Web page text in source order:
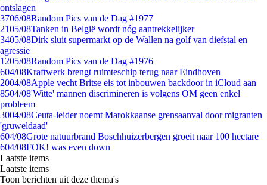
ontslagen
3706/08Random Pics van de Dag #1977
2105/08Tanken in België wordt nóg aantrekkelijker
3405/08Dirk sluit supermarkt op de Wallen na golf van diefstal en
agressie
1205/08Random Pics van de Dag #1976
604/08Kraftwerk brengt ruimteschip terug naar Eindhoven
2004/08Apple vecht Britse eis tot inbouwen backdoor in iCloud aan
8504/08'Witte' mannen discrimineren is volgens OM geen enkel
probleem
3004/08Ceuta-leider noemt Marokkaanse grensaanval door migranten
'gruweldaad'
604/08Grote natuurbrand Boschhuizerbergen groeit naar 100 hectare
604/08FOK! was even down
Laatste items
Laatste items
Toon berichten uit deze thema's